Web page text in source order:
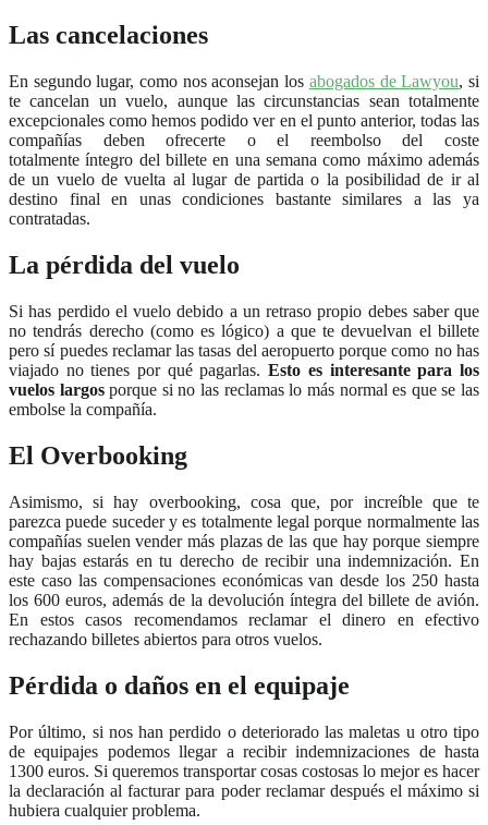
Las cancelaciones
En segundo lugar, como nos aconsejan los abogados de Lawyou, si
te cancelan un vuelo, aunque las circunstancias sean totalmente
excepcionales como hemos podido ver en el punto anterior, todas las
compañías deben ofrecerte o el reembolso del coste
totalmente íntegro del billete en una semana como máximo además
de un vuelo de vuelta al lugar de partida o la posibilidad de ir al
destino final en unas condiciones bastante similares a las ya
contratadas.
La pérdida del vuelo
Si has perdido el vuelo debido a un retraso propio debes saber que
no tendrás derecho (como es lógico) a que te devuelvan el billete
pero sí puedes reclamar las tasas del aeropuerto porque como no has
viajado no tienes por qué pagarlas.Esto es interesante para los
vuelos largosporque si no las reclamas lo más normal es que se las
embolse la compañía.
El Overbooking
Asimismo, si hay overbooking, cosa que, por increíble que te
parezca puede suceder y es totalmente legal porque normalmente las
compañías suelen vender más plazas de las que hay porque siempre
hay bajas estarás en tu derecho de recibir una indemnización. En
este caso las compensaciones económicas van desde los 250 hasta
los 600 euros, además de la devolución íntegra del billete de avión.
En estos casos recomendamos reclamar el dinero en efectivo
rechazando billetes abiertos para otros vuelos.
Pérdida o daños en el equipaje
Por último, si nos han perdido o deteriorado las maletas u otro tipo
de equipajes podemos llegar a recibir indemnizaciones de hasta
1300 euros. Si queremos transportar cosas costosas lo mejor es hacer
la declaración al facturar para poder reclamar después el máximo si
hubiera cualquier problema.